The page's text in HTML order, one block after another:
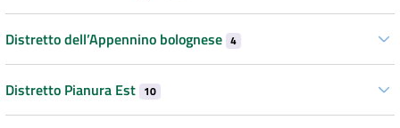
Distretto dell’Appennino bolognese 4
Distretto Pianura Est 10